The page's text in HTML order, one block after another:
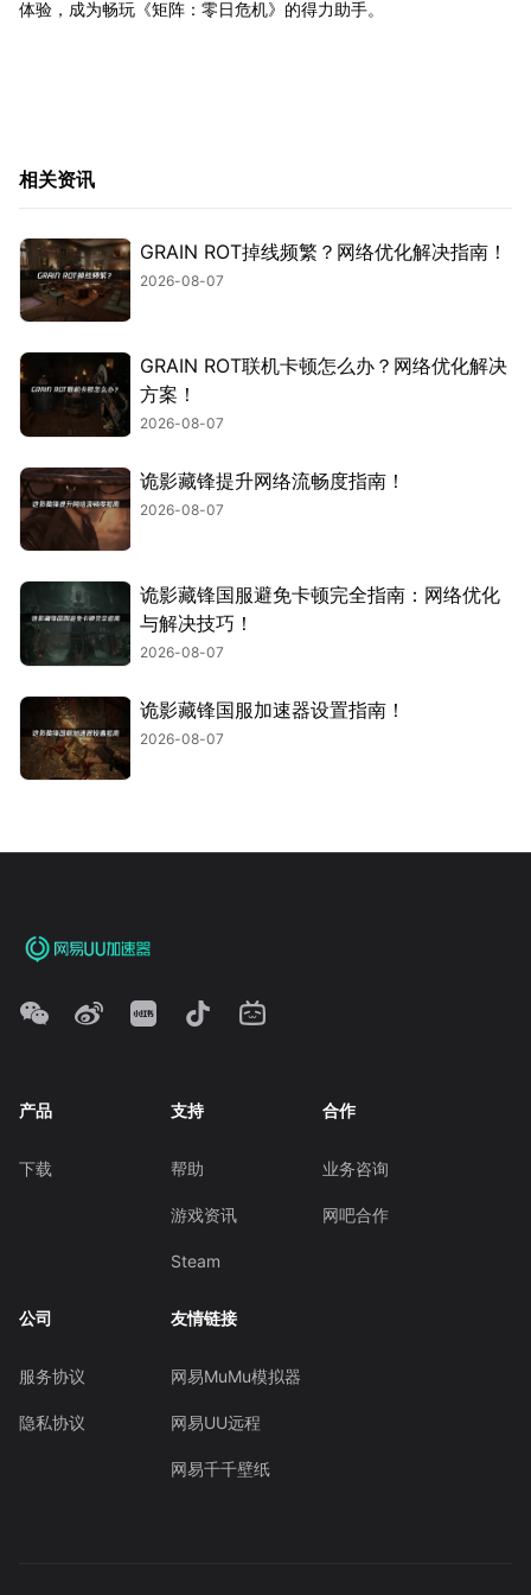
体验，成为畅玩《矩阵：零日危机》的得力助手。
相关资讯
GRAIN ROT掉线频繁？网络优化解决指南！
2026-08-07
GRAIN ROT联机卡顿怎么办？网络优化解决
方案！
2026-08-07
诡影藏锋提升网络流畅度指南！
2026-08-07
诡影藏锋国服避免卡顿完全指南：网络优化
与解决技巧！
2026-08-07
诡影藏锋国服加速器设置指南！
2026-08-07
产品
下载
支持
帮助
游戏资讯
Steam
合作
业务咨询
网吧合作
公司
服务协议
隐私协议
友情链接
网易MuMu模拟器
网易UU远程
网易千千壁纸